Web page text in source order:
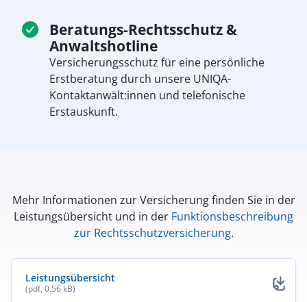
Beratungs-Rechtsschutz &
Anwaltshotline
Versicherungsschutz für eine persönliche
Erstberatung durch unsere UNIQA-
Kontaktanwält:innen und telefonische
Erstauskunft.
Mehr Informationen zur Versicherung finden Sie in der
Leistungsübersicht und in der Funktionsbeschreibung
zur Rechtsschutzversicherung.
Leistungsübersicht
(pdf, 0.56 kB)
(öffnet in neuem Fenster)